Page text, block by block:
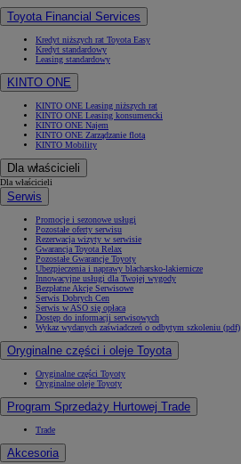
Toyota Financial Services
Kredyt niższych rat Toyota Easy
Kredyt standardowy
Leasing standardowy
KINTO ONE
KINTO ONE Leasing niższych rat
KINTO ONE Leasing konsumencki
KINTO ONE Najem
KINTO ONE Zarządzanie flotą
KINTO Mobility
Dla właścicieli
Dla właścicieli
Serwis
Promocje i sezonowe usługi
Pozostałe oferty serwisu
Rezerwacja wizyty w serwisie
Gwarancja Toyota Relax
Pozostałe Gwarancje Toyoty
Ubezpieczenia i naprawy blacharsko-lakiernicze
Innowacyjne usługi dla Twojej wygody
Bezpłatne Akcje Serwisowe
Serwis Dobrych Cen
Serwis w ASO się opłaca
Dostęp do informacji serwisowych
Wykaz wydanych zaświadczeń o odbytym szkoleniu (pdf)
Oryginalne części i oleje Toyota
Oryginalne części Toyoty
Oryginalne oleje Toyoty
Program Sprzedaży Hurtowej Trade
Trade
Akcesoria